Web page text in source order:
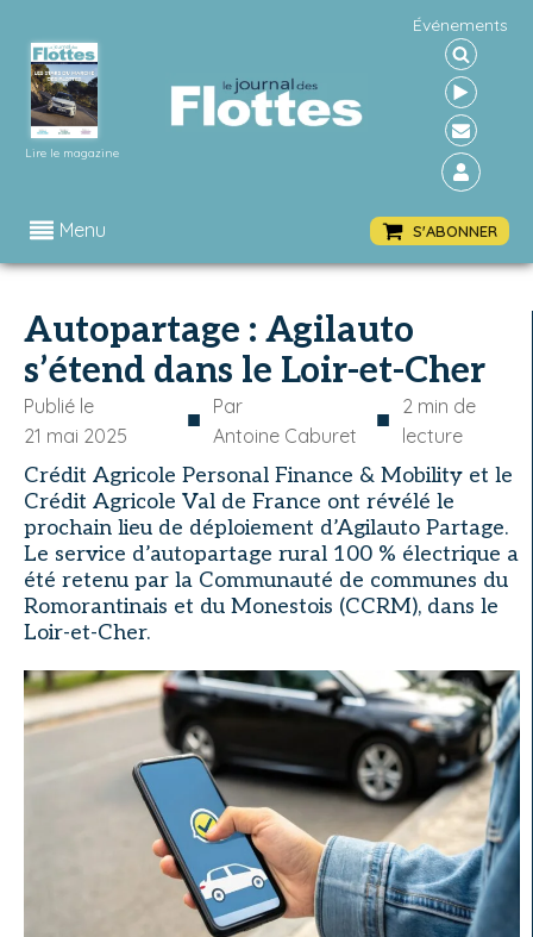
Lire le magazine
Événements
Menu S'ABONNER
Autopartage : Agilauto
s’étend dans le Loir-et-Cher
Publié le
21 mai 2025
■ Par
Antoine Caburet
■ 2 min de
lecture
Crédit Agricole Personal Finance & Mobility et le
Crédit Agricole Val de France ont révélé le
prochain lieu de déploiement d’Agilauto Partage.
Le service d’autopartage rural 100 % électrique a
été retenu par la Communauté de communes du
Romorantinais et du Monestois (CCRM), dans le
Loir-et-Cher.